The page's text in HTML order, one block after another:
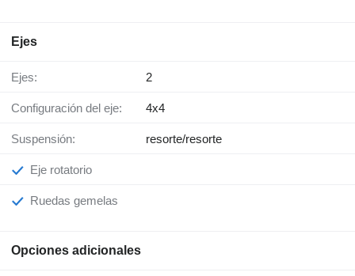
Ejes
Ejes: 2
Configuración del eje: 4x4
Suspensión: resorte/resorte
Eje rotatorio
Ruedas gemelas
Opciones adicionales